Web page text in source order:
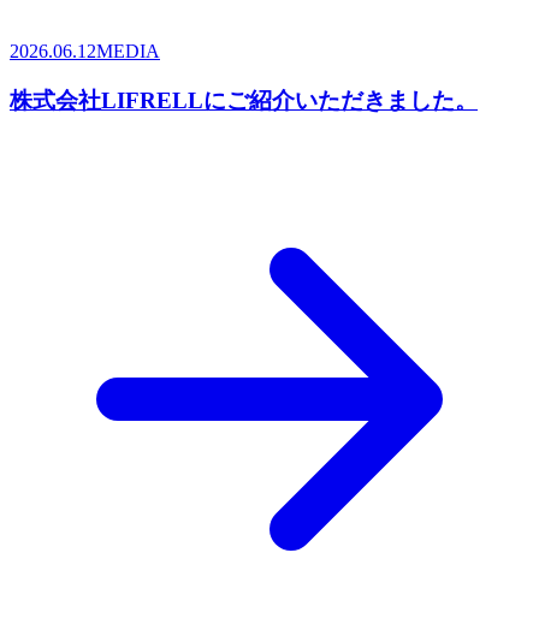
2026.06.12MEDIA
株式会社LIFRELLにご紹介いただきました。